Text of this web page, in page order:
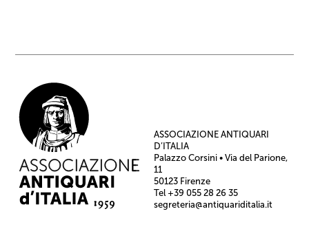
ASSOCIAZIONE ANTIQUARI
D’ITALIA
Palazzo Corsini • Via del Parione,
11
50123 Firenze
Tel +39 055 28 26 35
segreteria@antiquariditalia.it